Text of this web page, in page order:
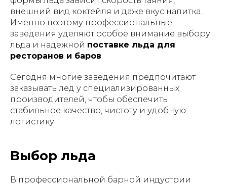
внешний вид коктейля и даже вкус напитка.
Именно поэтому профессиональные
заведения уделяют особое внимание выбору
льда и надежной поставке льда для
ресторанов и баров.
Сегодня многие заведения предпочитают
заказывать лед у специализированных
производителей, чтобы обеспечить
стабильное качество, чистоту и удобную
логистику.
Выбор льда
В профессиональной барной индустрии